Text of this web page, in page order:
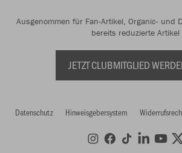
Ausgenommen für Fan-Artikel, Organic- und
bereits reduzierte Artikel
JETZT CLUBMITGLIED
Datenschutz Hinweisgebersystem